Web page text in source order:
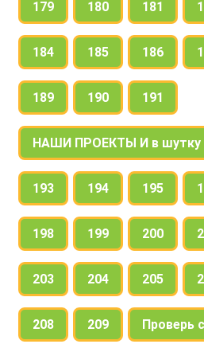
179 180 181
184 185 186
189 190 191
НАШИ ПРОЕКТЫ И в шутку
193 194 195
198 199 200
203 204 205
208 209 Проверь